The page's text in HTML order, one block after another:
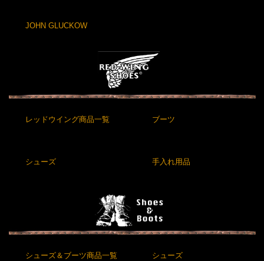
JOHN GLUCKOW
レッドウイング商品一覧 ブーツ
シューズ 手入れ用品
シューズ＆ブーツ商品一覧 シューズ